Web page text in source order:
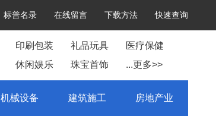
标普名录 在线留言 下载方法 快速查询
印刷包装 礼品玩具
医疗保健
休闲娱乐 珠宝首饰 ...更多>>
机械设备 建筑施工 房地产业